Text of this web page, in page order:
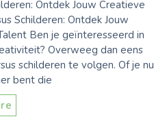
Ontdek Jouw Creatieve
Schilderen: Ontdek Jouw
Ben je geïnteresseerd in
Overweeg dan eens
schilderen te volgen. Of je nu
bent die